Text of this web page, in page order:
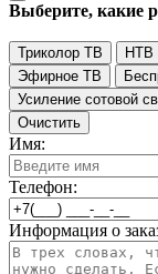
Выберите, какие
Триколор ТВ НТВ
Эфирное ТВ
Усиление сотовой
Очистить
Имя:
Телефон:
Информация о